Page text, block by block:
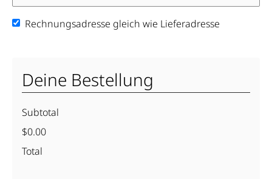
Rechnungsadresse gleich wie Lieferadresse
Deine Bestellung
Subtotal
$0.00
Total